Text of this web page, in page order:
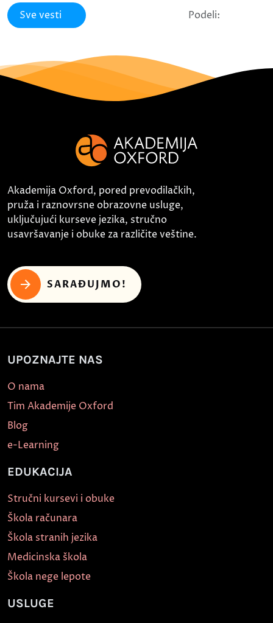
Sve vesti Podeli:
Akademija Oxford, pored prevodilačkih,
pruža i raznovrsne obrazovne usluge,
uključujući kurseve jezika, stručno
usavršavanje i obuke za različite veštine.
SARAĐUJMO!
UPOZNAJTE NAS
O nama
Tim Akademije Oxford
Blog
e-Learning
EDUKACIJA
Stručni kursevi i obuke
Škola računara
Škola stranih jezika
Medicinska škola
Škola nege lepote
USLUGE